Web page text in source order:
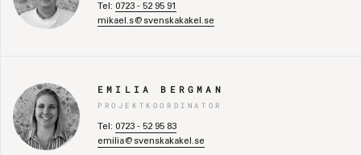
Tel: 0723 - 52 95 91
mikael.s@svenskakakel.se
EMILIA BERGMAN
PROJEKTKOORDINATOR
Tel: 0723 - 52 95 83
emilia@svenskakakel.se